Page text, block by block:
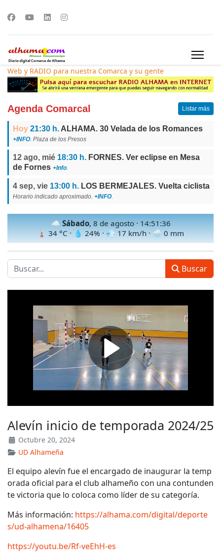
Web y RADIO para nuestra Comarca y su gente
Agenda Comarcal Listar más
Hoy 21:30 h. ALHAMA. 30 Velada de los Romances
+INFO. Plaza de los Presos
12 ago, mié 18:30 h. FORNES. Ver eclipse en Mesa
de Fornes +Info.
4 sep, vie 13:00 h. LOS BERMEJALES. Vuelta ciclista
Horario indicado aproximado. +INFO.
☁️ Sábado, 8 de agosto · 14:51:38
🌡 34 °C · 💧 24% · 💨 17 km/h · 🌧 0 mm
Buscar
Alevín inicio de temporada 2024/25
Octubre 20, 2024
UD Alhameña
El equipo alevín fue el encargado de inaugurar la temp
orada oficial para el club alhameño con una contunden
te victoria que lo coloca como líder de su categoría.
Más información: https://alhama.com/digital/deporte
s/ud-alhamena/16405
https://youtu.be/Rf-veEhH-es